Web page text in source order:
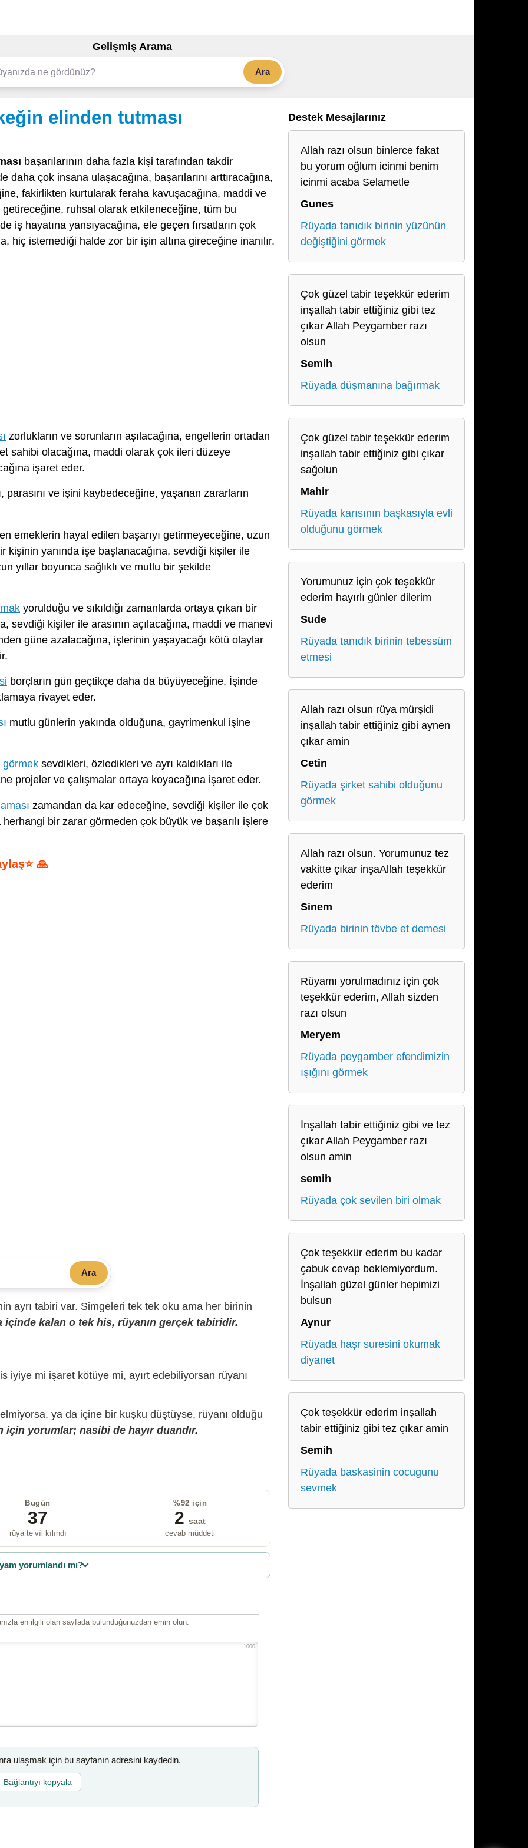
Gelişmiş Arama
Ara
elinden tutması
başarılarının daha fazla kişi tarafından takdir
daha çok insana ulaşacağına, başarılarını arttıracağına,
fakirlikten kurtularak feraha kavuşacağına, maddi ve
ruhsal olarak etkileneceğine, tüm bu
iş hayatına yansıyacağına, ele geçen fırsatların çok
hiç istemediği halde zor bir işin altına gireceğine inanılır.
zorlukların ve sorunların aşılacağına, engellerin ortadan
sahibi olacağına, maddi olarak çok ileri düzeye
işaret eder.
parasını ve işini kaybedeceğine, yaşanan zararların
emeklerin hayal edilen başarıyı getirmeyeceğine, uzun
yanında işe başlanacağına, sevdiği kişiler ile
yıllar boyunca sağlıklı ve mutlu bir şekilde
yorulduğu ve sıkıldığı zamanlarda ortaya çıkan bir
sevdiği kişiler ile arasının açılacağına, maddi ve manevi
güne azalacağına, işlerinin yaşayacağı kötü olaylar
borçların gün geçtikçe daha da büyüyeceğine, İşinde
rivayet eder.
mutlu günlerin yakında olduğuna, gayrimenkul işine
görmek sevdikleri, özledikleri ve ayrı kaldıkları ile
projeler ve çalışmalar ortaya koyacağına işaret eder.
zamandan da kar edeceğine, sevdiği kişiler ile çok
bir zarar görmeden çok büyük ve başarılı işlere
🙏
Ara
ayrı tabiri var. Simgeleri tek tek oku ama her birinin
içinde kalan o tek his, rüyanın gerçek tabiridir.
iyiye mi işaret kötüye mi, ayırt edebiliyorsan rüyanı
ya da içine bir kuşku düştüyse, rüyanı olduğu
yorumlar; nasibi de hayır duandır.
Bugün
37
rüya te’vîl kılındı
%92 için
2 saat
cevab müddeti
yorumlandı mı?
en ilgili olan sayfada bulunduğunuzdan emin olun.
1000
ulaşmak için bu sayfanın adresini kaydedin.
Bağlantıyı kopyala
Destek Mesajlarınız
Allah razı olsun binlerce fakat
bu yorum oğlum icinmi benim
icinmi acaba Selametle
Gunes
Rüyada tanıdık birinin yüzünün
değiştiğini görmek
Çok güzel tabir teşekkür ederim
inşallah tabir ettiğiniz gibi tez
çıkar Allah Peygamber razı
olsun
Semih
Rüyada düşmanına bağırmak
Çok güzel tabir teşekkür ederim
inşallah tabir ettiğiniz gibi çıkar
sağolun
Mahir
Rüyada karısının başkasıyla evli
olduğunu görmek
Yorumunuz için çok teşekkür
ederim hayırlı günler dilerim
Sude
Rüyada tanıdık birinin tebessüm
etmesi
Allah razı olsun rüya mürşidi
inşallah tabir ettiğiniz gibi aynen
çıkar amin
Cetin
Rüyada şirket sahibi olduğunu
görmek
Allah razı olsun. Yorumunuz tez
vakitte çıkar inşaAllah teşekkür
ederim
Sinem
Rüyada birinin tövbe et demesi
Rüyamı yorulmadınız için çok
teşekkür ederim, Allah sizden
razı olsun
Meryem
Rüyada peygamber efendimizin
ışığını görmek
İnşallah tabir ettiğiniz gibi ve tez
çıkar Allah Peygamber razı
olsun amin
semih
Rüyada çok sevilen biri olmak
Çok teşekkür ederim bu kadar
çabuk cevap beklemiyordum.
İnşallah güzel günler hepimizi
bulsun
Aynur
Rüyada haşr suresini okumak
diyanet
Çok teşekkür ederim inşallah
tabir ettiğiniz gibi tez çıkar amin
Semih
Rüyada baskasinin cocugunu
sevmek